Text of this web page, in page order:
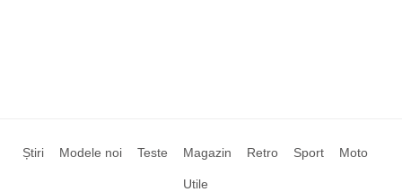
Știri Modele noi Teste Magazin Retro Sport Moto
Utile